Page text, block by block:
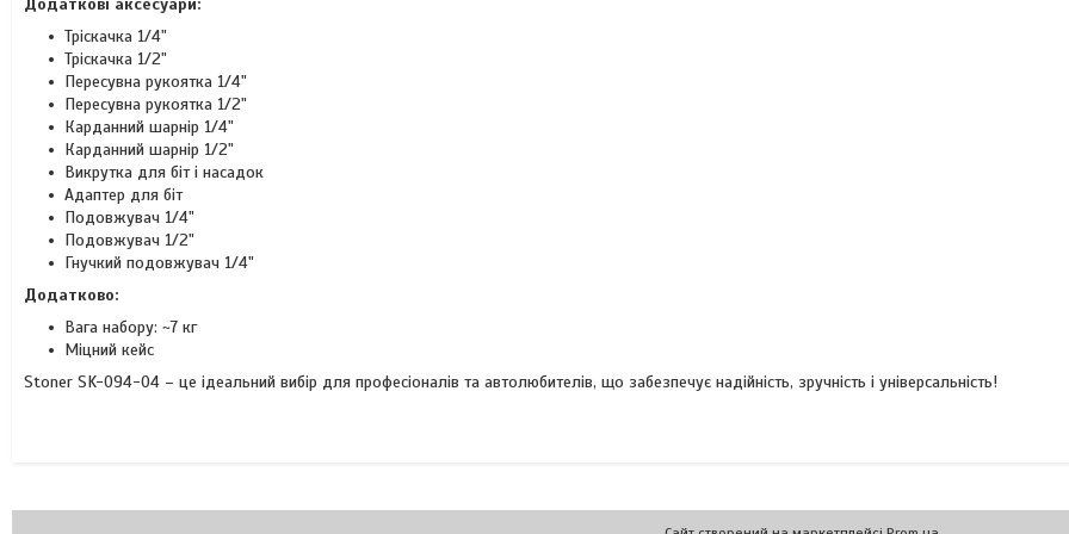
Додаткові аксесуари:
Тріскачка 1/4"
Тріскачка 1/2"
Пересувна рукоятка 1/4"
Пересувна рукоятка 1/2"
Карданний шарнір 1/4"
Карданний шарнір 1/2"
Викрутка для біт і насадок
Адаптер для біт
Подовжувач 1/4"
Подовжувач 1/2"
Гнучкий подовжувач 1/4"
Додатково:
Вага набору: ~7 кг
Міцний кейс
Stoner SK-094-04 – це ідеальний вибір для професіоналів та автолюбителів, що забезпечує надійність, зручність і універсальність!